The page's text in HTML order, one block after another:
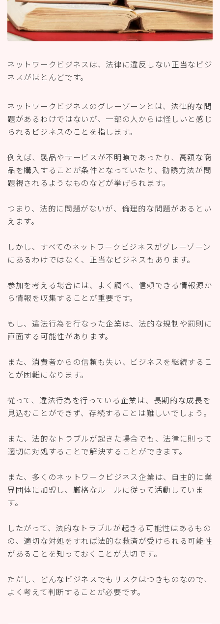
ネットワークビジネスは、法律に違反しない正当なビジ
ネスがほとんどです。
ネットワークビジネスのグレーゾーンとは、法律的な問
題があるわけではないが、一部の人からは怪しいと感じ
られるビジネスのことを指します。
例えば、製品やサービスが不明瞭であったり、高額な商
品を購入することが条件となっていたり、勧誘方法が問
題視されるようなものなどが挙げられます。
つまり、法的に問題がないが、倫理的な問題があるとい
えます。
しかし、すべてのネットワークビジネスがグレーゾーン
にあるわけではなく、正当なビジネスもあります。
参加を考える場合には、よく調べ、信頼できる情報源か
ら情報を収集することが重要です。
もし、違法行為を行なった企業は、法的な規制や罰則に
直面する可能性があります。
また、消費者からの信頼も失い、ビジネスを継続するこ
とが困難になります。
従って、違法行為を行っている企業は、長期的な成長を
見込むことができず、存続することは難しいでしょう。
また、法的なトラブルが起きた場合でも、法律に則って
適切に対処することで解決することができます。
また、多くのネットワークビジネス企業は、自主的に業
界団体に加盟し、厳格なルールに従って活動していま
す。
したがって、法的なトラブルが起きる可能性はあるもの
の、適切な対処をすれば法的な救済が受けられる可能性
があることを知っておくことが大切です。
ただし、どんなビジネスでもリスクはつきものなので、
よく考えて判断することが必要です。